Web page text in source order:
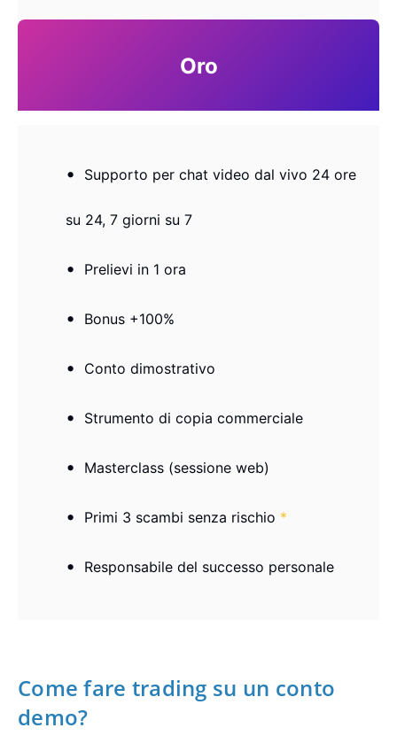
Oro
Supporto per chat video dal vivo 24 ore
su 24, 7 giorni su 7
Prelievi in ​​1 ora
Bonus +100%
Conto dimostrativo
Strumento di copia commerciale
Masterclass (sessione web)
Primi 3 scambi senza rischio *
Responsabile del successo personale
Come fare trading su un conto
demo?